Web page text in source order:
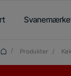
/ Produkter /